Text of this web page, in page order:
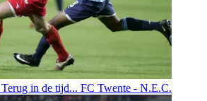
Terug in de tijd... FC Twente - N.E.C.